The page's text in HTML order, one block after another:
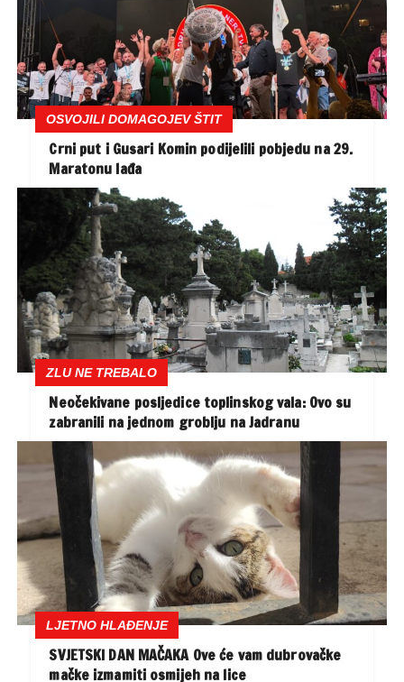
OSVOJILI DOMAGOJEV ŠTIT
Crni put i Gusari Komin podijelili pobjedu na 29.
Maratonu lađa
ZLU NE TREBALO
Neočekivane posljedice toplinskog vala: Ovo su
zabranili na jednom groblju na Jadranu
LJETNO HLAĐENJE
SVJETSKI DAN MAČAKA Ove će vam dubrovačke
mačke izmamiti osmijeh na lice